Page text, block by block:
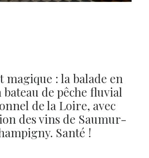
magique : la balade en
de pêche fluvial
de la Loire, avec
des vins de Saumur-
Santé !